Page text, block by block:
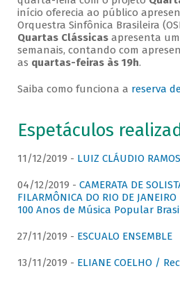
início oferecia ao público
Orquestra Sinfônica Brasileira
Quartas Clássicasapresenta
semanais, contando com
as quartas-feiras às 19h.
Saiba como funciona a reserva
Espetáculos
11/12/2019 - LUIZ CLÁUDIO
04/12/2019 - CAMERATA DE
FILARMÔNICA DO RIO DE
100 Anos de Música Popular
27/11/2019 - ESCUALO ENSEMBLE
13/11/2019 - ELIANE COELHO /